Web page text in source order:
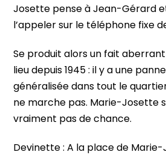
Josette pense à Jean-Gérard
l’appeler sur le téléphone fixe
Se produit alors un fait aberrant
lieu depuis 1945 : il y a une
généralisée dans tout le
ne marche pas. Marie-Josette
vraiment pas de chance.
Devinette : A la place de